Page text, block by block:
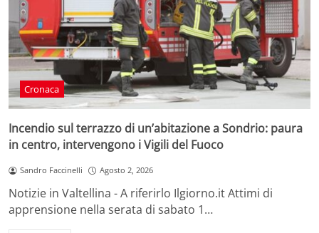
Cronaca
Incendio sul terrazzo di un’abitazione a Sondrio: paura
in centro, intervengono i Vigili del Fuoco
Sandro Faccinelli Agosto 2, 2026
Notizie in Valtellina - A riferirlo Ilgiorno.it Attimi di
apprensione nella serata di sabato 1…